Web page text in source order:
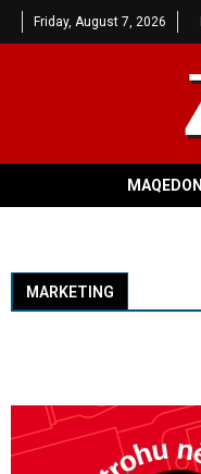
Friday, August 7, 2026
MAQEDONI
MARKETING